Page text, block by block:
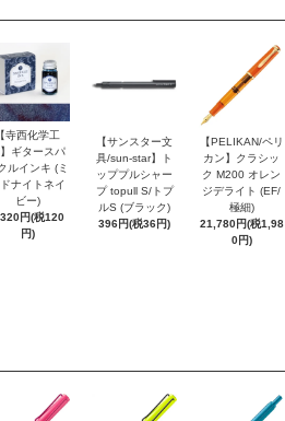
【寺西化学工
ギタースパ
ルインキ (ミ
ナイトネイ
ビー)
円(税120
円)
【サンスター文
具/sun-star】ト
ッププルシャー
プ topull S/トプ
ルS (ブラック)
396円(税36円)
【PELIKAN/ペリ
カン】クラシッ
ク M200 オレン
ジデライト (EF/
極細)
21,780円(税1,98
0円)